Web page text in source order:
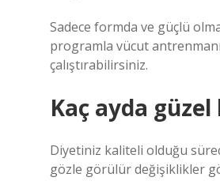
Sadece formda ve güçlü
programla vücut
çalıştırabilirsiniz.
Kaç ayda
Diyetiniz kaliteli olduğu
gözle görülür değişiklikler